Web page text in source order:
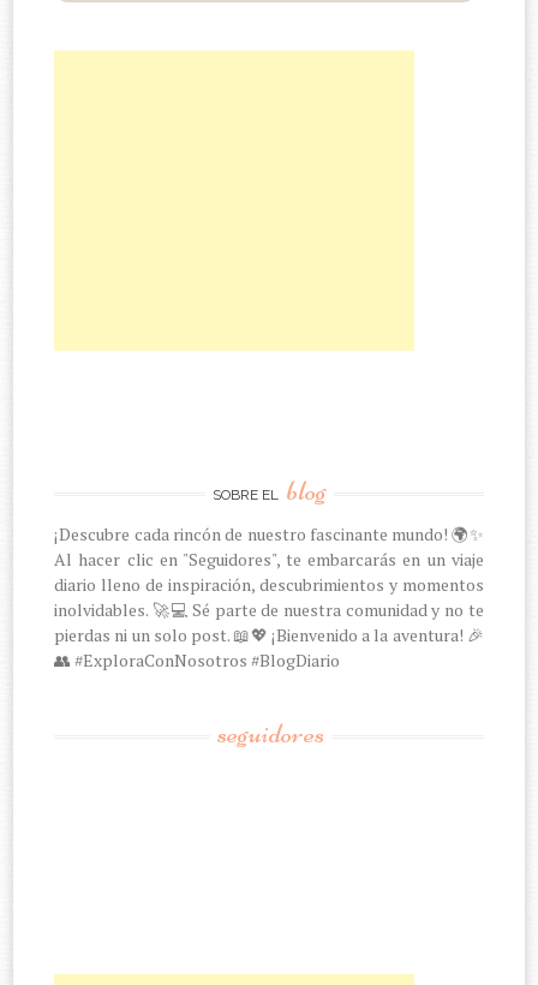
SOBRE EL blog
¡Descubre cada rincón de nuestro fascinante mundo! 🌍✨
Al hacer clic en "Seguidores", te embarcarás en un viaje
diario lleno de inspiración, descubrimientos y momentos
inolvidables. 🚀💻 Sé parte de nuestra comunidad y no te
pierdas ni un solo post. 📖💖 ¡Bienvenido a la aventura! 🎉
👥 #ExploraConNosotros #BlogDiario
seguidores